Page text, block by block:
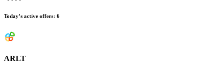
Today’s active offers: 6
ARLT